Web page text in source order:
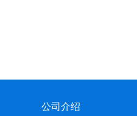
公司介绍